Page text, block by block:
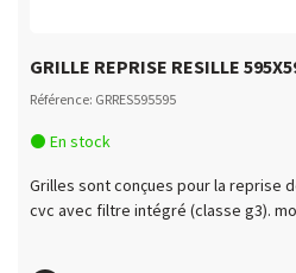
GRILLE REPRISE RESILLE
Référence: GRRES595595
En stock
Grilles sont conçues pour la reprise
cvc avec filtre intégré (classe g3).